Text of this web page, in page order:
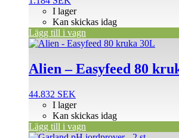
I lager
Kan skickas idag
Lägg till i vagn
Alien – Easyfeed 80
44.832 SEK
I lager
Kan skickas idag
Lägg till i vagn